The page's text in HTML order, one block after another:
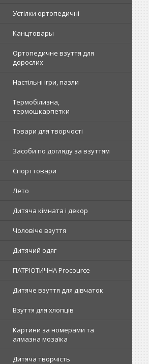
Устілки ортопедичні
Канцтовары
Ортопедичне взуття для
дорослих
Настільні ігри, пазли
Термобілизна,
термошкарпетки
Товари для творчості
Засоби по догляду за взуттям
Спорттовари
Лето
Дитяча кімната і декор
Чоловіче взуття
Дитячий одяг
ПАТРІОТИЧНА Procource
Дитяче взуття для дівчаток
Взуття для хлопців
Картини за номерами та
алмазна мозаїка
Дитяча творчість